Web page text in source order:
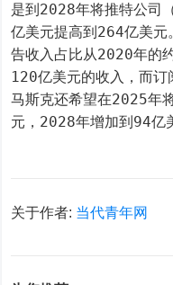
是到2028年将推特公
亿美元提高到264亿美元
告收入占比从2020年的
120亿美元的收入，而订
马斯克还希望在2025
元，2028年增加到94亿
关于作者: 当代青年网